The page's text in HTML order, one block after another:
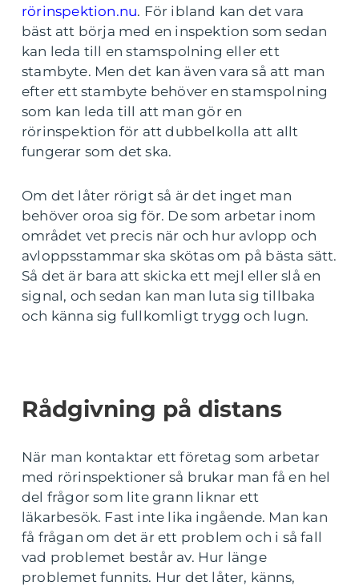
rörinspektion.nu. För ibland kan det vara
bäst att börja med en inspektion som sedan
kan leda till en stamspolning eller ett
stambyte. Men det kan även vara så att man
efter ett stambyte behöver en stamspolning
som kan leda till att man gör en
rörinspektion för att dubbelkolla att allt
fungerar som det ska.
Om det låter rörigt så är det inget man
behöver oroa sig för. De som arbetar inom
området vet precis när och hur avlopp och
avloppsstammar ska skötas om på bästa sätt.
Så det är bara att skicka ett mejl eller slå en
signal, och sedan kan man luta sig tillbaka
och känna sig fullkomligt trygg och lugn.
Rådgivning på distans
När man kontaktar ett företag som arbetar
med rörinspektioner så brukar man få en hel
del frågor som lite grann liknar ett
läkarbesök. Fast inte lika ingående. Man kan
få frågan om det är ett problem och i så fall
vad problemet består av. Hur länge
problemet funnits. Hur det låter, känns,